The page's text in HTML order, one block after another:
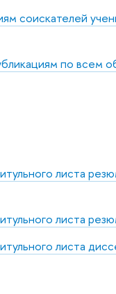
соискателей
по всем
листа
листа
листа